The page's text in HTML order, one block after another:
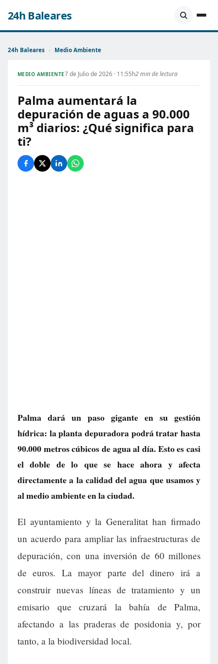
24h Baleares
24h Baleares › Medio Ambiente
MEDIO AMBIENTE7 de Julio de 2026 · 11:55h2 min de lectura
Palma aumentará la
depuración de aguas a 90.000
m³ diarios: ¿Qué significa para
ti?
Palma dará un paso gigante en su gestión
hídrica: la planta depuradora podrá tratar hasta
90.000 metros cúbicos de agua al día. Esto es casi
el doble de lo que se hace ahora y afecta
directamente a la calidad del agua que usamos y
al medio ambiente en la ciudad.
El ayuntamiento y la Generalitat han firmado
un acuerdo para ampliar las infraestructuras de
depuración, con una inversión de 60 millones
de euros. La mayor parte del dinero irá a
construir nuevas líneas de tratamiento y un
emisario que cruzará la bahía de Palma,
afectando a las praderas de posidonia y, por
tanto, a la biodiversidad local.